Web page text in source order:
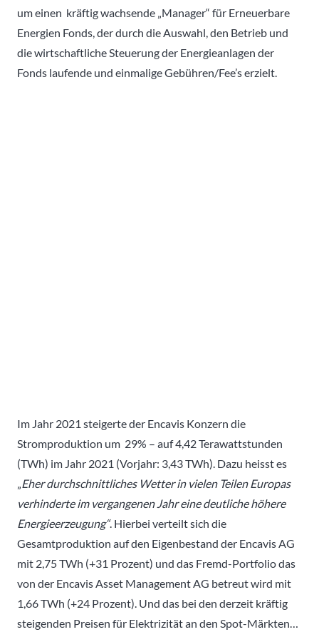
um einen kräftig wachsende „Manager“ für Erneuerbare
Energien Fonds, der durch die Auswahl, den Betrieb und
die wirtschaftliche Steuerung der Energieanlagen der
Fonds laufende und einmalige Gebühren/Fee’s erzielt.
Im Jahr 2021 steigerte der Encavis Konzern die
Stromproduktion um 29% – auf 4,42 Terawattstunden
(TWh) im Jahr 2021 (Vorjahr: 3,43 TWh). Dazu heisst es
„Eher durchschnittliches Wetter in vielen Teilen Europas
verhinderte im vergangenen Jahr eine deutliche höhere
Energieerzeugung“. Hierbei verteilt sich die
Gesamtproduktion auf den Eigenbestand der Encavis AG
mit 2,75 TWh (+31 Prozent) und das Fremd-Portfolio das
von der Encavis Asset Management AG betreut wird mit
1,66 TWh (+24 Prozent). Und das bei den derzeit kräftig
steigenden Preisen für Elektrizität an den Spot-Märkten…